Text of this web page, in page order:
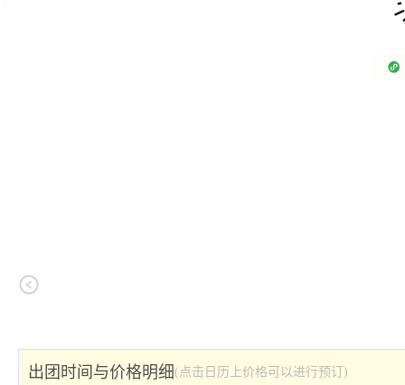
出团时间与价格明细(点击日历上价格可以进行预订)